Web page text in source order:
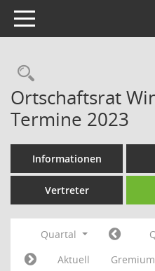
Toggle navigation
Ortschaftsrat
Termine 2023
Informationen
Vertreter
Quartal
Aktuell